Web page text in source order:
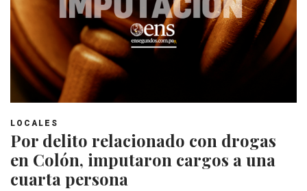
LOCALES
Por delito relacionado con drogas
en Colón, imputaron cargos a una
cuarta persona